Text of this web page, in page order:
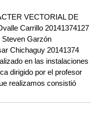
VECTORIAL DE
Carrillo 20141374127
Steven Garzón
Chichaguy 20141374
en las instalaciones
dirigido por el profesor
realizamos consistió